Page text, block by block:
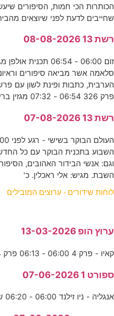
הכותרות הכי חמות, הסיפורים
שחייבים לדעת לפני שיוצאים
רשת 13 08-08-2026
זום 06:00 - 06:54
סלאמה אשר מביאה סיפורים
הערבית, כתבות ופינת לשון עם
פרק 326 06:54 - 07:32 מגזין בריאות חדש
רשת 13 07-08-2026
השבוע בתכנית הבוקר עם כל
וגם: אנשי הבידור האהובים,
השבת. מגיש: אלי ראכלין. כ'
לוחות שידורים - ערוצים המובילים
ערוץ הופ 13-03-2026
קאיו - פרק 4 06:00 - 06:13 פרק 4. כשקאיו לא מצליח לקלוט
ספורט 1 07-06-2026
אנגליה - ניו זילנד 06:00 - 06:20 שידור חוזר: כדורגל. אנגליה - ניו